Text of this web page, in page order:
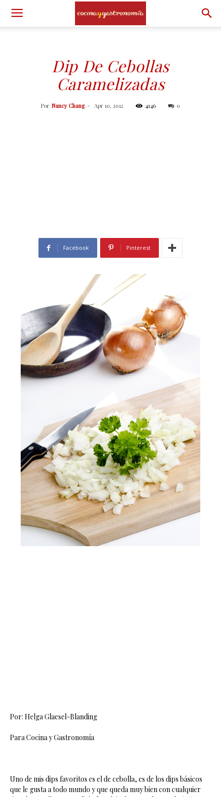
Dip De Cebollas
Caramelizadas
Por Nancy Chang - Apr 10, 2012 4146 0
Facebook Pinterest
Por: Helga Glaesel-Blanding
Para Cocina y Gastronomía
Uno de mis dips favoritos es el de cebolla, es de los dips básicos
que le gusta a todo mundo y que queda muy bien con cualquier